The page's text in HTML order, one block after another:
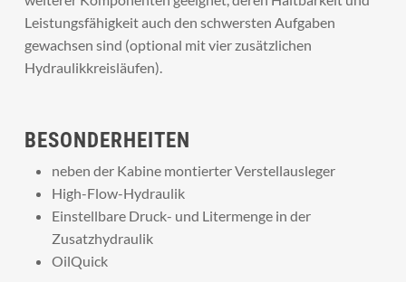
Leistungsfähigkeit auch den schwersten Aufgaben
gewachsen sind (optional mit vier zusätzlichen
Hydraulikkreisläufen).
BESONDERHEITEN
neben der Kabine montierter Verstellausleger
High-Flow-Hydraulik
Einstellbare Druck- und Litermenge in der
Zusatzhydraulik
OilQuick